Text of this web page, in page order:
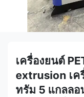
เครื่องยนต์
extrusion เค
ทรัม 5 แกลลอ